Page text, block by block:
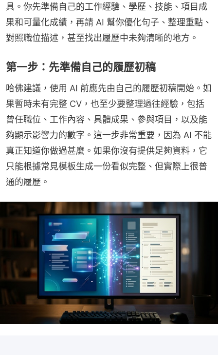
具。你先準備自己的工作經驗、學歷、技能、項目成
果和可量化成績，再請 AI 幫你優化句子、整理重點、
對照職位描述，甚至找出履歷中未夠清晰的地方。
第一步：先準備自己的履歷初稿
哈佛建議，使用 AI 前應先由自己的履歷初稿開始。如
果暫時未有完整 CV，也至少要整理過往經驗，包括
曾任職位、工作內容、具體成果、參與項目，以及能
夠顯示影響力的數字。這一步非常重要，因為 AI 不能
真正知道你做過甚麼。如果你沒有提供足夠資料，它
只能根據常見模板生成一份看似完整、但實際上很普
通的履歷。